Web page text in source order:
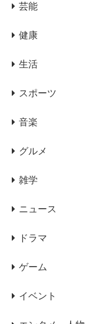
芸能
健康
生活
スポーツ
音楽
グルメ
雑学
ニュース
ドラマ
ゲーム
イベント